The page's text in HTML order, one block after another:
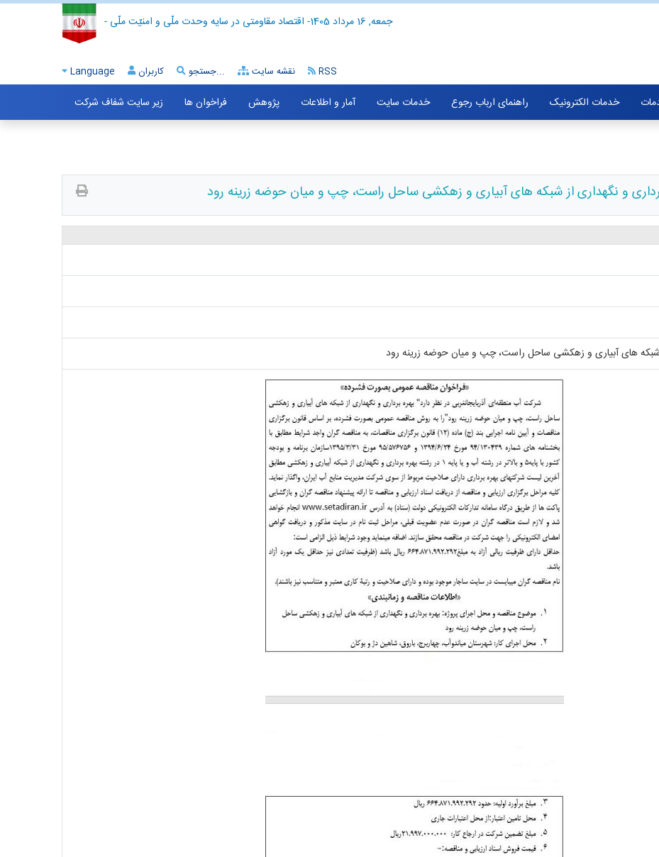
- اقتصاد مقاومتی در سایه وحدت ملّی و امنیّت ملّی - جمعه, 16 مرداد 1405
Language کاربران جستجو... نقشه سایت RSS
خدمات الکترونیک راهنمای ارباب رجوع خدمات سایت آمار و اطلاعات پژوهش فراخوان ها
زیر سایت شفاف شرکت
و نگهداری از شبکه های آبیاری و زهکشی ساحل راست، چپ و میان حوضه زرینه رود
شبکه های آبیاری و زهکشی ساحل راست، چپ و میان حوضه زرینه رود